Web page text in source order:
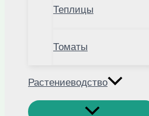
Теплицы
Томаты
Растениеводство